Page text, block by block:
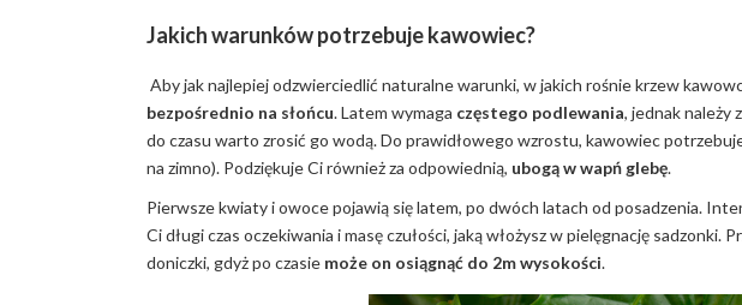
Jakich warunków potrzebuje kawowiec?
Aby jak najlepiej odzwierciedlić naturalne warunki, w jakich rośnie krzew
bezpośrednio na słońcu. Latem wymaga częstego podlewania, jednak należy
do czasu warto zrosić go wodą. Do prawidłowego wzrostu, kawowiec
na zimno). Podziękuje Ci również za odpowiednią, ubogą w wapń glebę.
Pierwsze kwiaty i owoce pojawią się latem, po dwóch latach od posadzenia.
Ci długi czas oczekiwania i masę czułości, jaką włożysz w pielęgnację
doniczki, gdyż po czasie może on osiągnąć do 2m wysokości.